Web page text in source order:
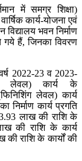
में समग्र शिक्षा)
कार्य-योजना एवं
भवन निर्माण
गये हैं, जिनका विवरण
2022-23 व 2023-
लेवल) कार्य के
लेवल) कार्य
कार्य प्रगति
लाख की राशि के
की राशि के कार्य
राशि के कार्यों की